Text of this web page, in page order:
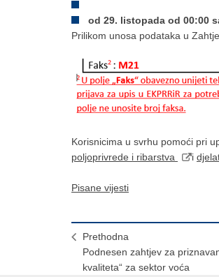
od 29. listopada od 00:00
Prilikom unosa podataka u
Korisnicima u svrhu pomoći pri
poljoprivrede i ribarstva
i
Pisane vijesti
Prethodna
Podnesen zahtjev za
kvaliteta“ za sektor voća